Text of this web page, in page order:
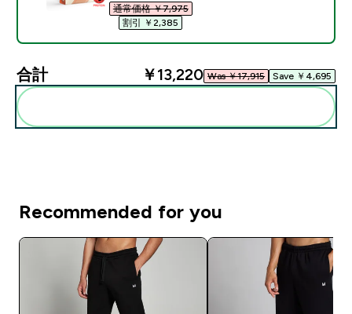
通常価格 ￥7,975‎
割引 ￥2,385‎
合計 ￥13,220‎ Was ￥17,915‎ Save ￥4,695‎
Recommended for you